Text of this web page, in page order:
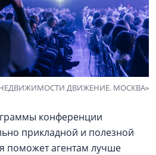
ДВИЖЕНИЕ. МОСКВА»
конференции
прикладной и полезной
поможет агентам лучше